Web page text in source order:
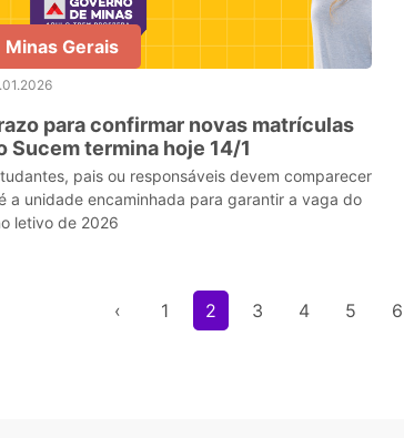
Minas Gerais
para confirmar novas matrículas
Sucem termina hoje 14/1
pais ou responsáveis devem comparecer
a unidade encaminhada para garantir a vaga do
letivo de 2026
‹ 1 2 3 4 5 6